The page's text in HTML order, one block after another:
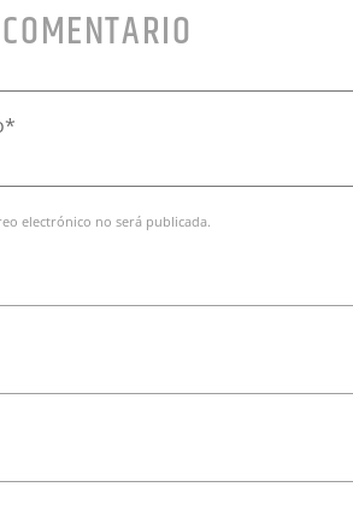
electrónico no será publicada.